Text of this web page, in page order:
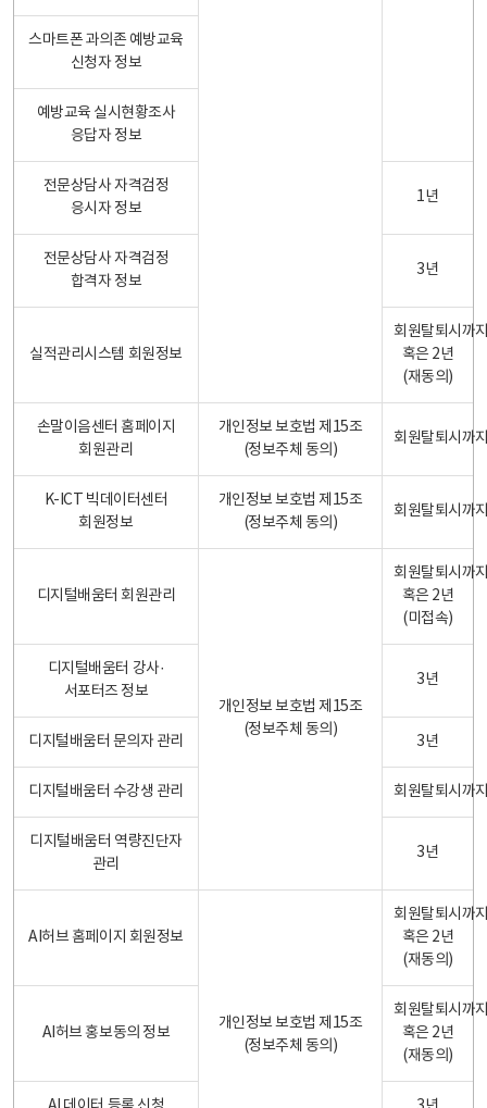
스마트폰 과의존 예방교육
신청자 정보
예방교육 실시현황조사
응답자 정보
전문상담사 자격검정
응시자 정보
1년
전문상담사 자격검정
합격자 정보
3년
실적관리시스템 회원정보
회원탈퇴시까
혹은 2년
(재동의)
손말이음센터 홈페이지
회원관리
개인정보 보호법 제15조
(정보주체 동의)
회원탈퇴시까
K-ICT 빅데이터센터
회원정보
개인정보 보호법 제15조
(정보주체 동의)
회원탈퇴시까
디지털배움터 회원관리
개인정보 보호법 제15조
(정보주체 동의)
회원탈퇴시까
혹은 2년
(미접속)
디지털배움터 강사·
서포터즈 정보
3년
디지털배움터 문의자 관리 3년
디지털배움터 수강생 관리 회원탈퇴시까
디지털배움터 역량진단자
관리
3년
AI허브 홈페이지 회원정보
개인정보 보호법 제15조
(정보주체 동의)
회원탈퇴시까
혹은 2년
(재동의)
AI허브 홍보동의 정보
회원탈퇴시까
혹은 2년
(재동의)